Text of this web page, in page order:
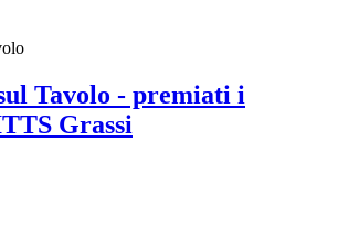
Tavolo - premiati i
Grassi